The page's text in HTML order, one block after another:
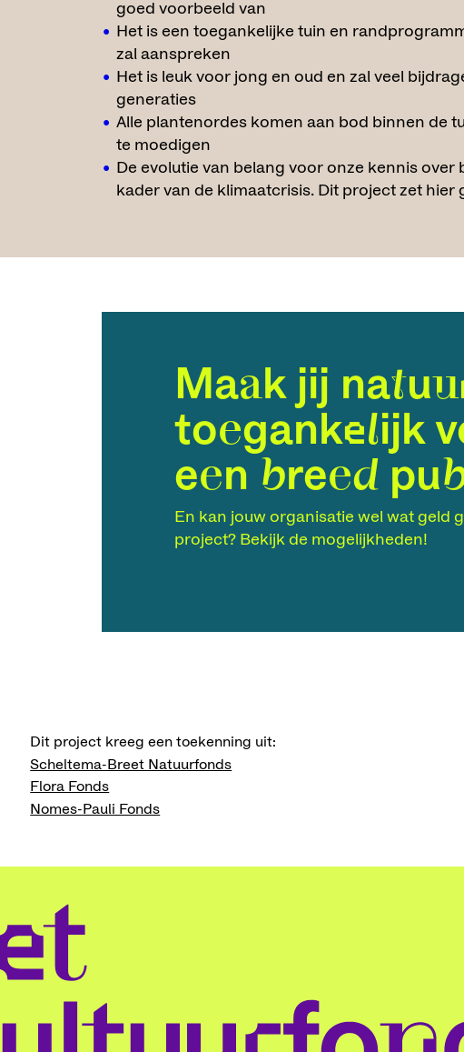
goed voorbeeld van
Het is een toegankelijke tuin en
zal aanspreken
Het is leuk voor jong en oud en zal veel
generaties
Alle plantenordes komen aan bod binnen de
te moedigen
De evolutie van belang voor onze kennis over
kader van de klimaatcrisis. Dit project zet hier
Maak jij
toegankelijk
een breed
En kan jouw organisatie wel wat geld
project? Bekijk de mogelijkheden!
Dit project kreeg een toekenning uit:
Scheltema-Breet Natuurfonds
Flora Fonds
Nomes-Pauli Fonds